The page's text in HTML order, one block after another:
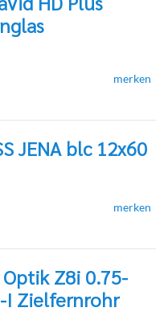
merken
JENA blc 12x60
merken
Z8i 0.75-
I Zielfernrohr